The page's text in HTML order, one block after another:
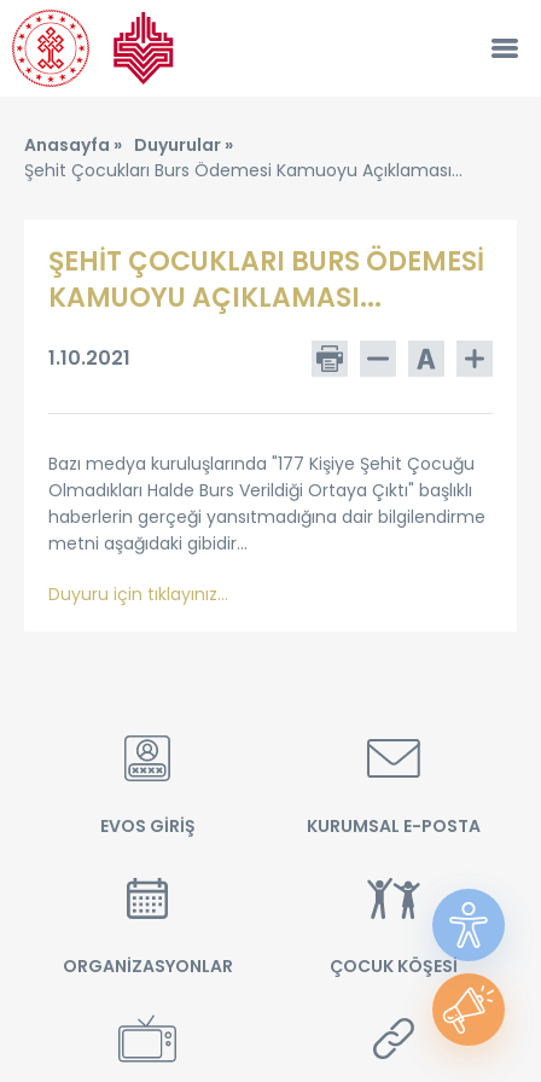
Anasayfa » Duyurular »
Şehit Çocukları Burs Ödemesi Kamuoyu Açıklaması...
ŞEHİT ÇOCUKLARI BURS ÖDEMESİ
KAMUOYU AÇIKLAMASI...
1.10.2021
Bazı medya kuruluşlarında "177 Kişiye Şehit Çocuğu
Olmadıkları Halde Burs Verildiği Ortaya Çıktı" başlıklı
haberlerin gerçeği yansıtmadığına dair bilgilendirme
metni aşağıdaki gibidir...
Duyuru için tıklayınız...
EVOS GİRİŞ KURUMSAL E-POSTA
ORGANİZASYONLAR ÇOCUK KÖŞESİ